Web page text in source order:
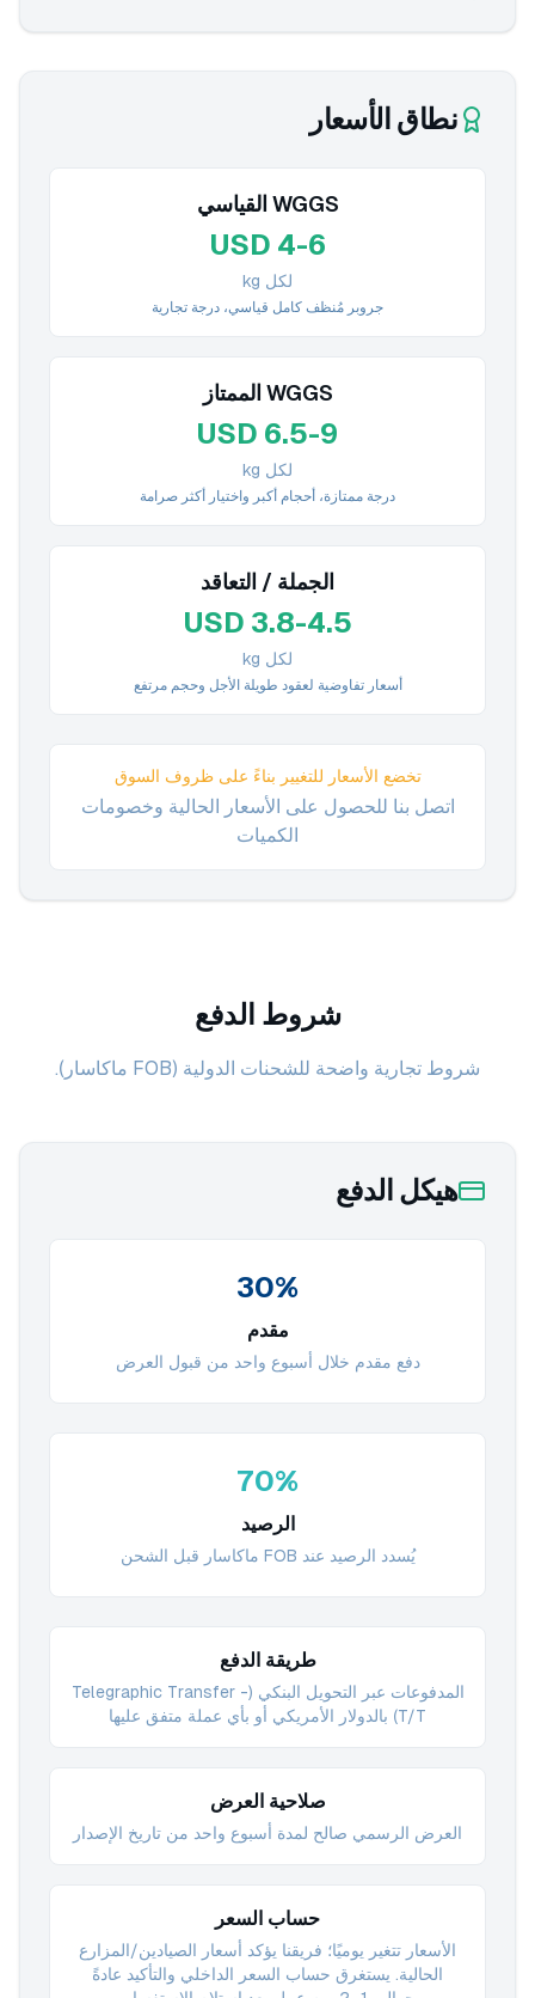
نطاق الأسعار
WGGS القياسي
USD 4-6
لكل kg
جروبر مُنظف كامل قياسي، درجة تجارية
WGGS الممتاز
USD 6.5-9
لكل kg
درجة ممتازة، أحجام أكبر واختيار أكثر صرامة
الجملة / التعاقد
USD 3.8-4.5
لكل kg
أسعار تفاوضية لعقود طويلة الأجل وحجم مرتفع
تخضع الأسعار للتغيير بناءً على ظروف السوق
اتصل بنا للحصول على الأسعار الحالية وخصومات
الكميات
شروط الدفع
شروط تجارية واضحة للشحنات الدولية (FOB ماكاسار).
هيكل الدفع
30%
مقدم
دفع مقدم خلال أسبوع واحد من قبول العرض
70%
الرصيد
يُسدد الرصيد عند FOB ماكاسار قبل الشحن
طريقة الدفع
المدفوعات عبر التحويل البنكي (Telegraphic Transfer -
T/T) بالدولار الأمريكي أو بأي عملة متفق عليها
صلاحية العرض
العرض الرسمي صالح لمدة أسبوع واحد من تاريخ الإصدار
حساب السعر
الأسعار تتغير يوميًا؛ فريقنا يؤكد أسعار الصيادين/المزارع
الحالية. يستغرق حساب السعر الداخلي والتأكيد عادةً